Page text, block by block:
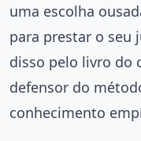
uma escolha
para prestar o seu
disso pelo livro do
defensor do
conhecimento